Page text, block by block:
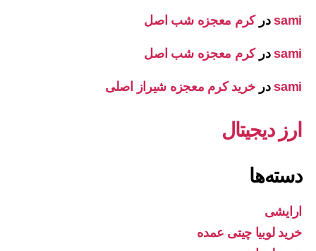
samiدرکرم معجزه شب اصل
samiدرکرم معجزه شب اصل
samiدر خرید کرم معجزه شیراز اصلی
ارز دیجیتال
دسته‌ها
ارایشی
خرید لوبیا چیتی عمده